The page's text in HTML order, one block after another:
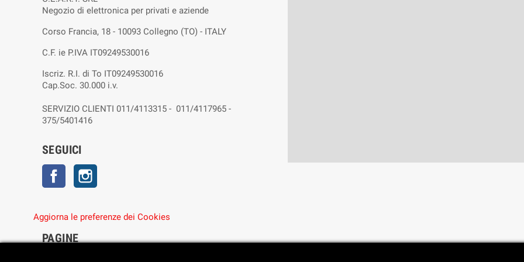
Negozio di elettronica per privati e aziende
Corso Francia, 18 - 10093 Collegno (TO) - ITALY
C.F. ie P.IVA IT09249530016
Iscriz. R.I. di To IT09249530016
Cap.Soc. 30.000 i.v.
SERVIZIO CLIENTI 011/4113315 - 011/4117965 -
375/5401416
SEGUICI
Facebook
Aggiorna le preferenze dei Cookies
PAGINE